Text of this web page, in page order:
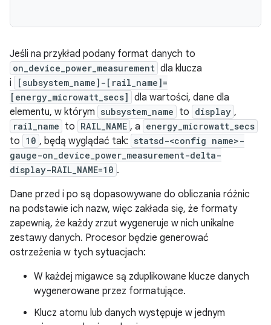
Jeśli na przykład podany format danych to
on_device_power_measurement dla klucza
i
[subsystem_name]-[rail_name]=
[energy_microwatt_secs] dla wartości, dane dla
elementu, w którym subsystem_name to display ,
rail_name to RAIL_NAME , a energy_microwatt_secs
to 10 , będą wyglądać tak: statsd-<config name>-
gauge-on_device_power_measurement-delta-
display-RAIL_NAME=10 .
Dane przed i po są dopasowywane do obliczania różnic
na podstawie ich nazw, więc zakłada się, że formaty
zapewnią, że każdy zrzut wygeneruje w nich unikalne
zestawy danych. Procesor będzie generować
ostrzeżenia w tych sytuacjach:
W każdej migawce są zduplikowane klucze danych
wygenerowane przez formatujące.
Klucz atomu lub danych występuje w jednym